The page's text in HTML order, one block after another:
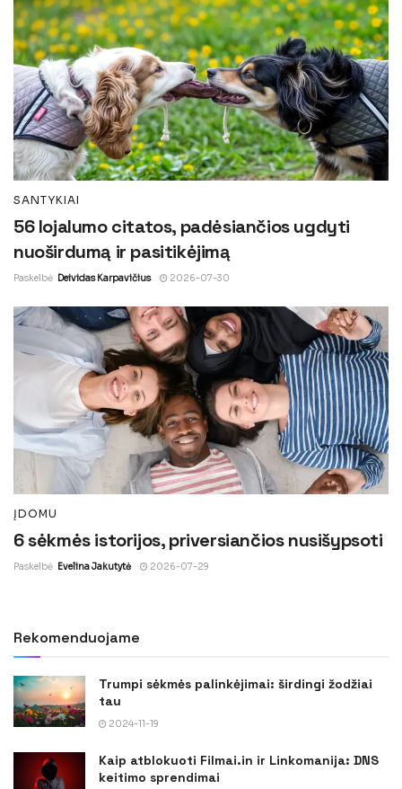
SANTYKIAI
56 lojalumo citatos, padėsiančios ugdyti
nuoširdumą ir pasitikėjimą
Paskelbė Deividas Karpavičius 2026-07-30
ĮDOMU
6 sėkmės istorijos, priversiančios nusišypsoti
Paskelbė Evelina Jakutytė 2026-07-29
Rekomenduojame
Trumpi sėkmės palinkėjimai: širdingi žodžiai
tau
2024-11-19
Kaip atblokuoti Filmai.in ir Linkomanija: DNS
keitimo sprendimai